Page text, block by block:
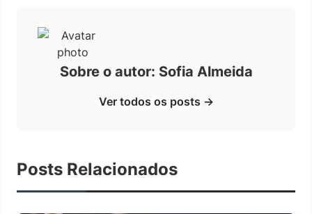
Sobre o autor: Sofia Almeida
Ver todos os posts →
Posts Relacionados